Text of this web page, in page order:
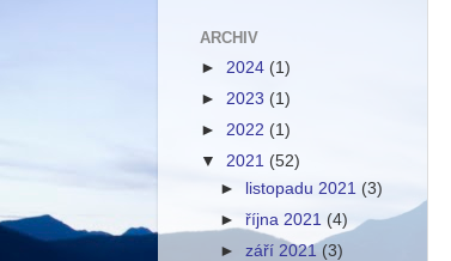
ARCHIV
► 2024 (1)
► 2023 (1)
► 2022 (1)
▼ 2021 (52)
►
listopadu 2021(3)
►října 2021(4)
►září 2021 (3)